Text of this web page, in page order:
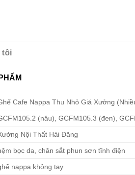
tôi
Cafe Nappa Thu Nhỏ Giá Xưởng
(nâu), GCFM105.3 (đen),
Nội Thất Hải Đăng
bọc da, chân sắt phun sơn tĩnh điện
nappa không tay